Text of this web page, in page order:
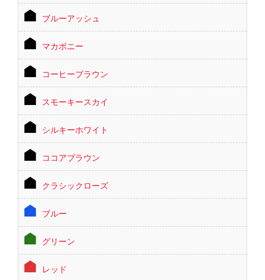
ブルーアッシュ
マカボニー
コーヒーブラウン
スモーキースカイ
シルキーホワイト
ココアブラウン
クラシックローズ
ブルー
グリーン
レッド